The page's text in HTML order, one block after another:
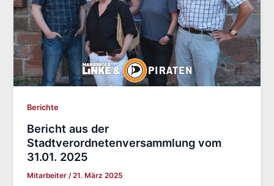
Berichte
Bericht aus der
Stadtverordnetenversammlung vom
31.01. 2025
Mitarbeiter/21. März 2025